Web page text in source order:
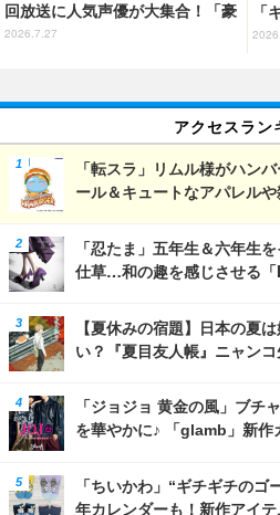
回放送に人気声優が大集合！「豪
華すぎる」花江夏樹＆鬼頭明里＆
2026.7.27
「
マ
アクセスラン
「転スラ」リムル様がハン
ール＆キュートなアパレルや
「忍たま」五年生＆六年生
仕草…和の趣を感じさせる「
【夏休みの宿題】日本の夏
い？『夏目友人帳』ニャン
「ジョジョ 黄金の風」ブチ
を華やかに♪ 「glamb」新作
「ちいかわ」“ギチギチの
年カレンダーも！新作アイ